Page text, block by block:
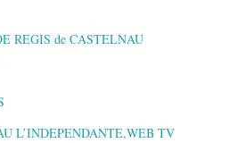
REGIS de CASTELNAU
L’INDEPENDANTE,WEB TV